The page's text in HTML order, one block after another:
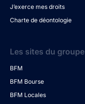
J’exerce mes droits
Charte de déontologie
Les sites du groupe
BFM
BFM Bourse
BFM Locales